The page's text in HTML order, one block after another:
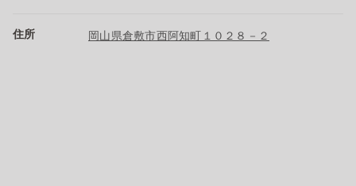
住所 岡山県倉敷市西阿知町１０２８－２